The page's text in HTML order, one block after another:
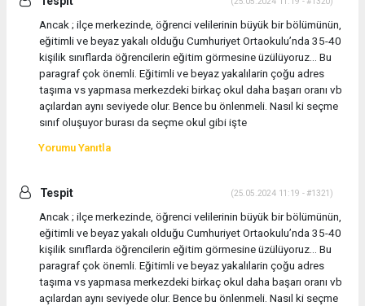
Ancak ; ilçe merkezinde, öğrenci velilerinin büyük bir bölümünün,
eğitimli ve beyaz yakalı olduğu Cumhuriyet Ortaokulu’nda 35-40
kişilik sınıflarda öğrencilerin eğitim görmesine üzülüyoruz… Bu
paragraf çok önemli. Eğitimli ve beyaz yakalılarin çoğu adres
taşıma vs yapmasa merkezdeki birkaç okul daha başarı oranı vb
açılardan aynı seviyede olur. Bence bu önlenmeli. Nasıl ki seçme
sınıf oluşuyor burası da seçme okul gibi işte
Yorumu Yanıtla
Tespit (25.05.2024 11:19 - #1321)
Ancak ; ilçe merkezinde, öğrenci velilerinin büyük bir bölümünün,
eğitimli ve beyaz yakalı olduğu Cumhuriyet Ortaokulu’nda 35-40
kişilik sınıflarda öğrencilerin eğitim görmesine üzülüyoruz… Bu
paragraf çok önemli. Eğitimli ve beyaz yakalılarin çoğu adres
taşıma vs yapmasa merkezdeki birkaç okul daha başarı oranı vb
açılardan aynı seviyede olur. Bence bu önlenmeli. Nasıl ki seçme